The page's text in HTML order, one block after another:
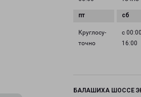
Круглосу­
точно
с
16:00
БАЛАШИХА ШОССЕ